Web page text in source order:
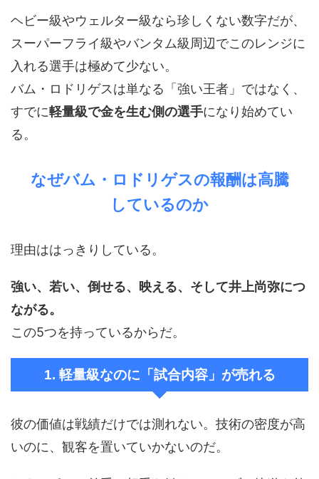
ヘビー級やウェルター級なら珍しくない数字だが、
スーパーフライ級やバンタム級周辺でこのレンジに
入れる選手は極めて少ない。
バム・ロドリゲスは単なる「強い王者」ではなく、
すでに軽量級で金を生む側の選手になり始めてい
る。
なぜバム・ロドリゲスの報酬は高騰
しているのか
理由ははっきりしている。
強い、若い、倒せる、映える、そして井上尚弥につ
ながる。
この5つを持っているからだ。
1. 軽量級なのに「試合内容」が売れる
彼の価値は戦績だけでは測れない。技術の密度が高
いのに、観客を置いていかないのだ。